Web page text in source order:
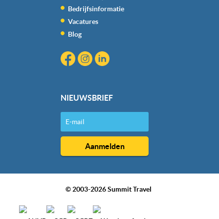
kunnen ontvangen en verwerken.
Bedrijfsinformatie
Vacatures
Blog
NIEUWSBRIEF
© 2003-2026 Summit Travel